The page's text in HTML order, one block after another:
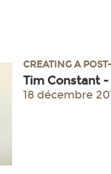
CREATING A
Tim Constant
18 décembre